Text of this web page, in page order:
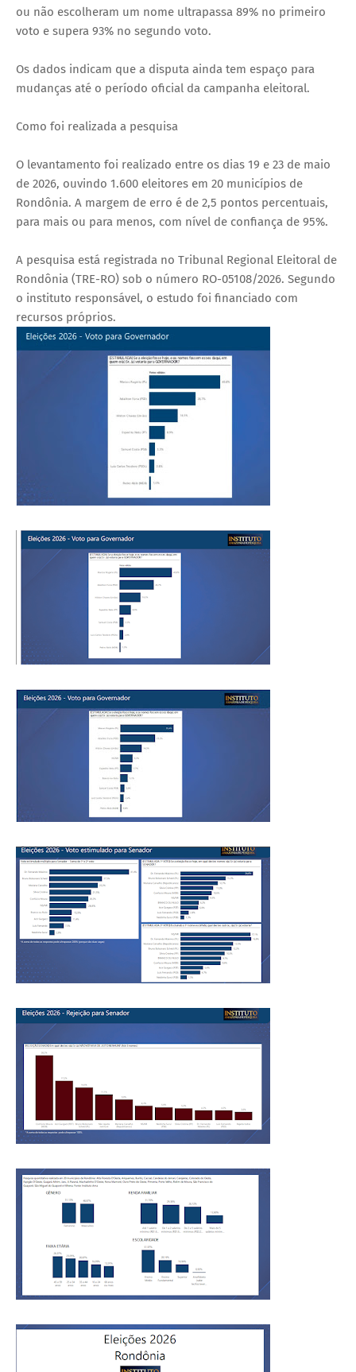
ou não escolheram um nome ultrapassa 89% no primeiro
voto e supera 93% no segundo voto.
Os dados indicam que a disputa ainda tem espaço para
mudanças até o período oficial da campanha eleitoral.
Como foi realizada a pesquisa
O levantamento foi realizado entre os dias 19 e 23 de maio
de 2026, ouvindo 1.600 eleitores em 20 municípios de
Rondônia. A margem de erro é de 2,5 pontos percentuais,
para mais ou para menos, com nível de confiança de 95%.
A pesquisa está registrada no Tribunal Regional Eleitoral de
Rondônia (TRE-RO) sob o número RO-05108/2026. Segundo
o instituto responsável, o estudo foi financiado com
recursos próprios.